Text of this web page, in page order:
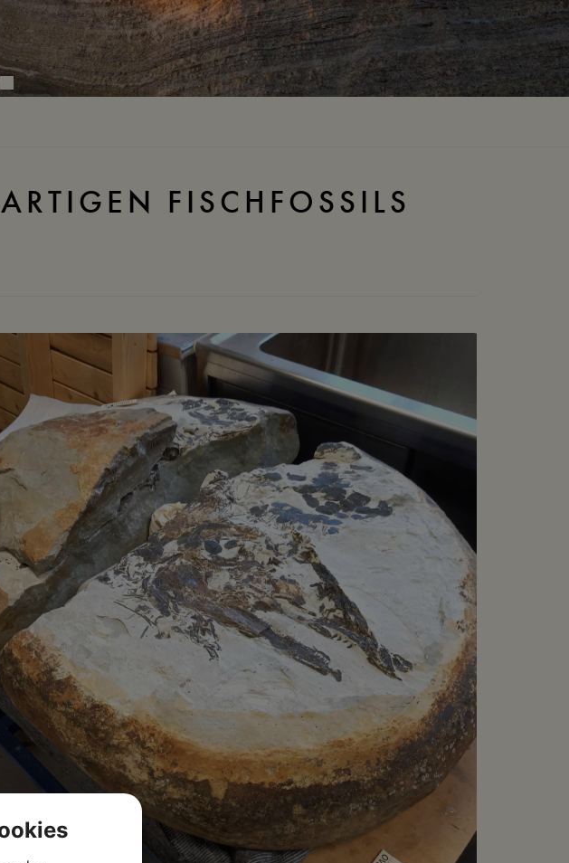
FISCHFOSSILS